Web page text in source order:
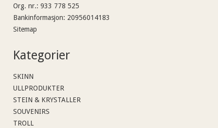
Org. nr.: 933 778 525
Bankinformasjon: 20956014183
Sitemap
Kategorier
SKINN
ULLPRODUKTER
STEIN & KRYSTALLER
SOUVENIRS
TROLL